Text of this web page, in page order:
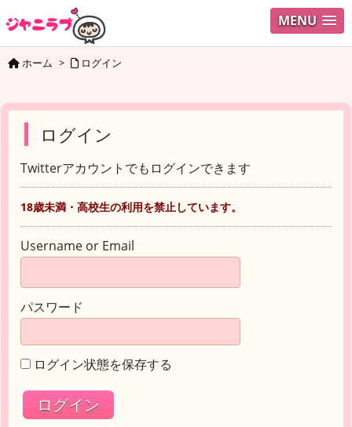
MENU
ホーム > ログイン
ログイン
Twitterアカウントでもログインできます
18歳未満・高校生の利用を禁止しています。
Username or Email
パスワード
ログイン状態を保存する